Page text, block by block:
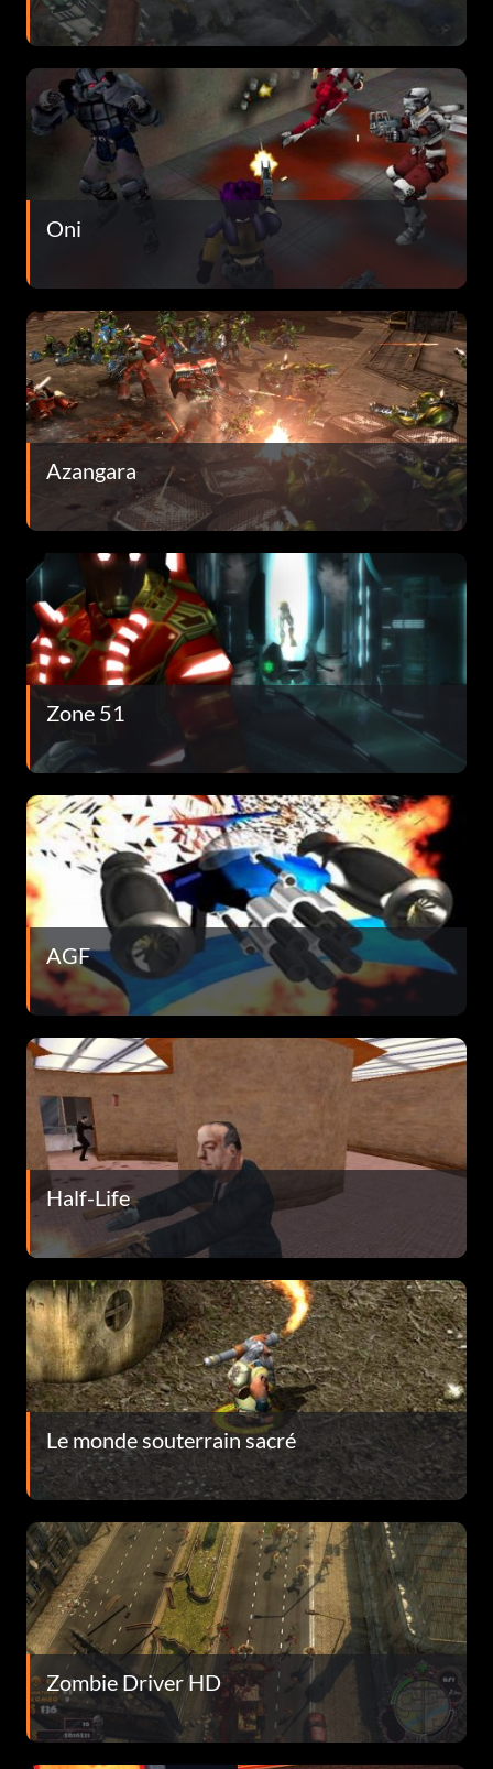
Oni
Azangara
Zone 51
AGF
Half-Life
Le monde souterrain sacré
Zombie Driver HD